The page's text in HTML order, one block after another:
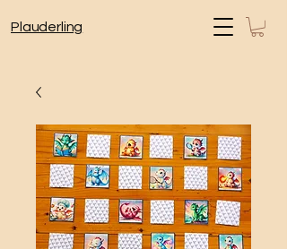
Plauderling